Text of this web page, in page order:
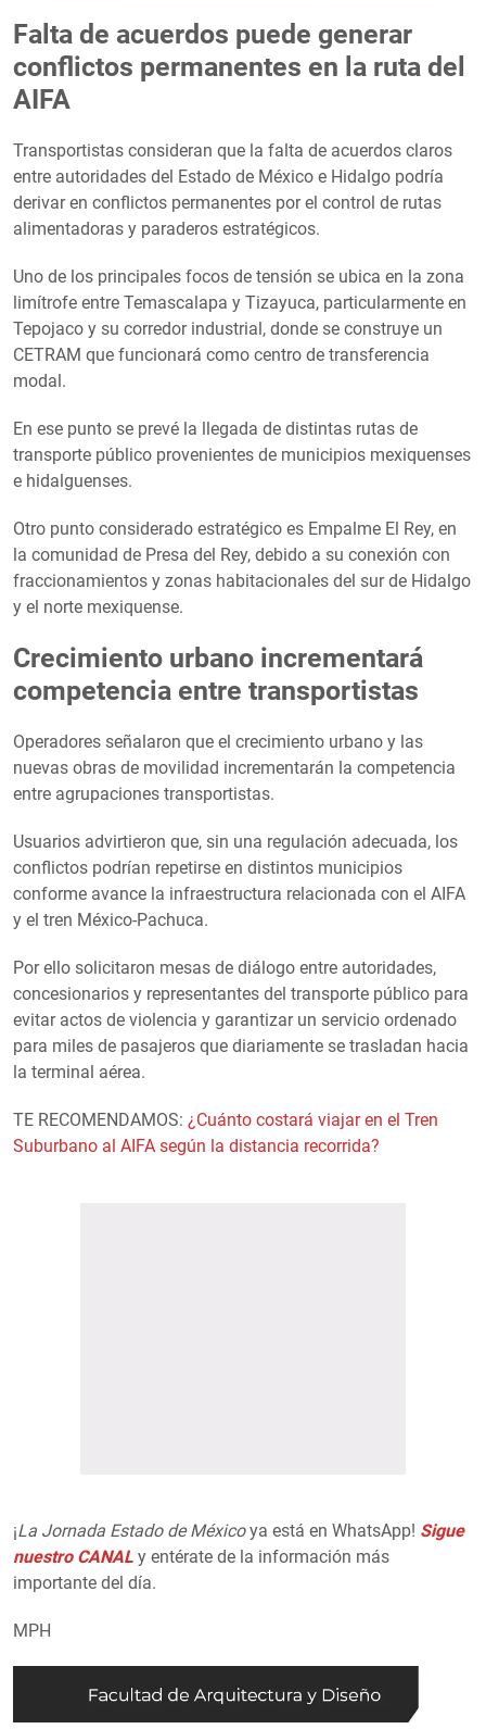
Falta de acuerdos puede generar
conflictos permanentes en la ruta del
AIFA
Transportistas consideran que la falta de acuerdos claros
entre autoridades del Estado de México e Hidalgo podría
derivar en conflictos permanentes por el control de rutas
alimentadoras y paraderos estratégicos.
Uno de los principales focos de tensión se ubica en la zona
limítrofe entre Temascalapa y Tizayuca, particularmente en
Tepojaco y su corredor industrial, donde se construye un
CETRAM que funcionará como centro de transferencia
modal.
En ese punto se prevé la llegada de distintas rutas de
transporte público provenientes de municipios mexiquenses
e hidalguenses.
Otro punto considerado estratégico es Empalme El Rey, en
la comunidad de Presa del Rey, debido a su conexión con
fraccionamientos y zonas habitacionales del sur de Hidalgo
y el norte mexiquense.
Crecimiento urbano incrementará
competencia entre transportistas
Operadores señalaron que el crecimiento urbano y las
nuevas obras de movilidad incrementarán la competencia
entre agrupaciones transportistas.
Usuarios advirtieron que, sin una regulación adecuada, los
conflictos podrían repetirse en distintos municipios
conforme avance la infraestructura relacionada con el AIFA
y el tren México-Pachuca.
Por ello solicitaron mesas de diálogo entre autoridades,
concesionarios y representantes del transporte público para
evitar actos de violencia y garantizar un servicio ordenado
para miles de pasajeros que diariamente se trasladan hacia
la terminal aérea.
TE RECOMENDAMOS: ¿Cuánto costará viajar en el Tren
Suburbano al AIFA según la distancia recorrida?
¡La Jornada Estado de Méxicoya está en WhatsApp! Sigue
nuestro CANAL y entérate de la información más
importante del día.
MPH